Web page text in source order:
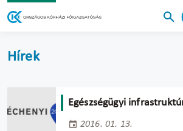
Hírek
Egészségügyi
2016. 01. 13.